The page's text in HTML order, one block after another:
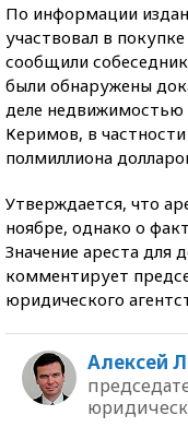
По информации
участвовал в
сообщили
были обнаружены
деле недвижимостью
Керимов, в
полмиллиона
Утверждается, что
ноябре, однако о
Значение ареста для
комментирует
юридического
Алексей